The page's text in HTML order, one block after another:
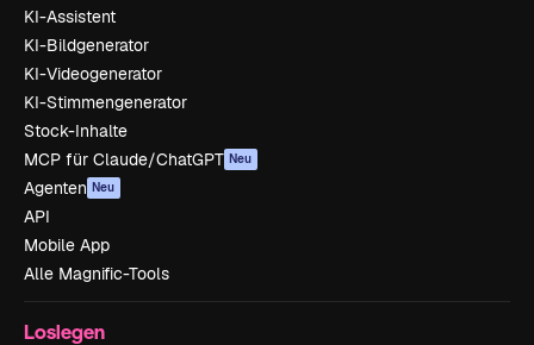
KI-Assistent
KI-Bildgenerator
KI-Videogenerator
KI-Stimmengenerator
Stock-Inhalte
MCP für Claude/ChatGPT Neu
Agenten Neu
API
Mobile App
Alle Magnific-Tools
Loslegen